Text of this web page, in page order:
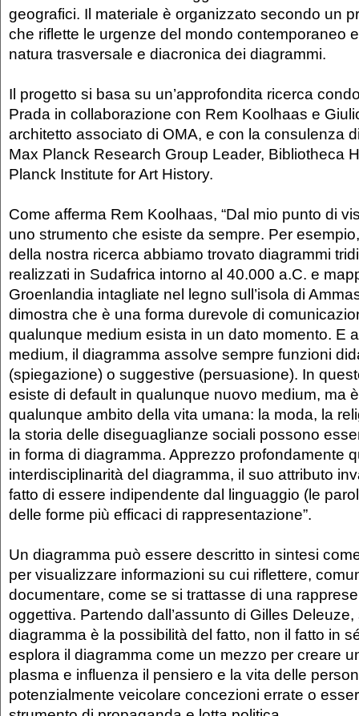
geografici. Il materiale è organizzato secondo un
che riflette le urgenze del mondo contemporaneo
natura trasversale e diacronica dei diagrammi.
Il progetto si basa su un’approfondita ricerca
Prada in collaborazione con Rem Koolhaas e
architetto associato di OMA, e con la consulenza
Max Planck Research Group Leader, Bibliotheca
Planck Institute for Art History.
Come afferma Rem Koolhaas, “Dal mio punto di
uno strumento che esiste da sempre. Per
della nostra ricerca abbiamo trovato diagrammi
realizzati in Sudafrica intorno al 40.000 a.C. e
Groenlandia intagliate nel legno sull’isola di
dimostra che è una forma durevole di
qualunque medium esista in un dato momento. E
medium, il diagramma assolve sempre funzioni
(spiegazione) o suggestive (persuasione). In
esiste di default in qualunque nuovo medium, ma
qualunque ambito della vita umana: la moda, la
la storia delle diseguaglianze sociali possono
in forma di diagramma. Apprezzo profondamente
interdisciplinarità del diagramma, il suo attributo
fatto di essere indipendente dal linguaggio (le
delle forme più efficaci di rappresentazione”.
Un diagramma può essere descritto in sintesi
per visualizzare informazioni su cui riflettere,
documentare, come se si trattasse di una
oggettiva. Partendo dall’assunto di Gilles Deleuze,
diagramma è la possibilità del fatto, non il fatto in
esplora il diagramma come un mezzo per creare
plasma e influenza il pensiero e la vita delle
potenzialmente veicolare concezioni errate o